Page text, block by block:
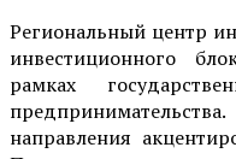
Региональный центр
инвестиционного
рамках
направления